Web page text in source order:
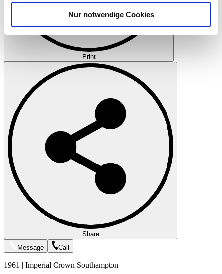
analysieren. Außerdem geben wir Informationen zu Ihrer
Verwendung unserer Website an unsere Partner für
soziale Medien, Werbung und Analysen weiter. Unsere
Partner führen diese Informationen möglicherweise mit
weiteren Daten zusammen, die Sie ihnen bereitgestellt
haben oder die sie im Rahmen Ihrer Nutzung der Dienste
gesammelt haben.
Datenschutzerklärung
Nur notwendige Cookies
Print
Share
Message
Call
1961 | Imperial Crown Southampton